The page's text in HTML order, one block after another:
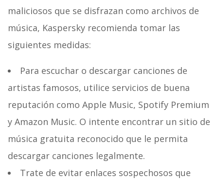
maliciosos que se disfrazan como archivos de
música, Kaspersky recomienda tomar las
siguientes medidas:
Para escuchar o descargar canciones de
artistas famosos, utilice servicios de buena
reputación como Apple Music, Spotify Premium
y Amazon Music. O intente encontrar un sitio de
música gratuita reconocido que le permita
descargar canciones legalmente.
Trate de evitar enlaces sospechosos que